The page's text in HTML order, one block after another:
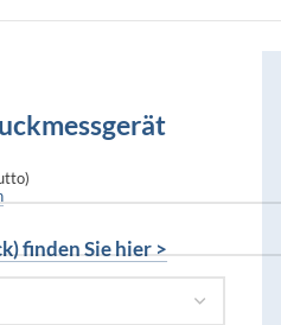
finden Sie hier >